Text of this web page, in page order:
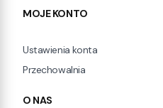
MOJE KONTO
Ustawienia konta
Przechowalnia
O NAS